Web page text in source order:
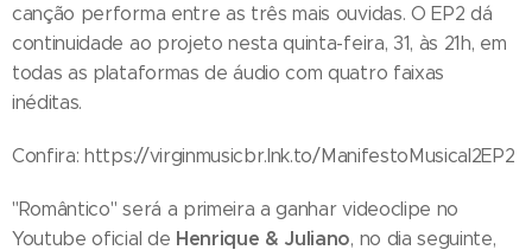
canção performa entre as três mais ouvidas. O EP2 dá
continuidade ao projeto nesta quinta-feira, 31, às 21h, em
todas as plataformas de áudio com quatro faixas
inéditas.
Confira: https://virginmusicbr.lnk.to/ManifestoMusical2EP2
"Romântico" será a primeira a ganhar videoclipe no
Youtube oficial de Henrique & Juliano, no dia seguinte,